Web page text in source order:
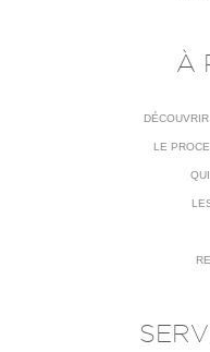
À
LE